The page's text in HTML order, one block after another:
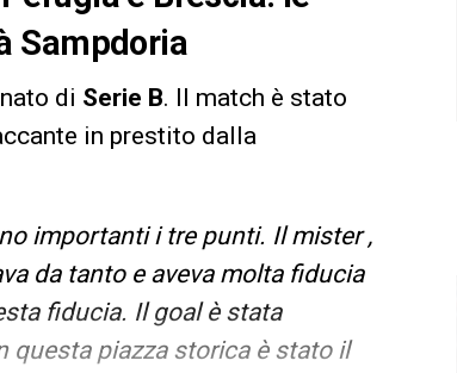
Sampdoria
di Serie B. Il match è stato
in prestito dalla
importanti i tre punti. Il mister ,
da tanto e aveva molta fiducia
fiducia. Il goal è stata
questa piazza storica è stato il